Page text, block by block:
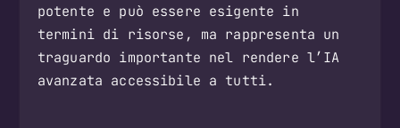
potente e può essere esigente in
termini di risorse, ma rappresenta un
traguardo importante nel rendere l’IA
avanzata accessibile a tutti.